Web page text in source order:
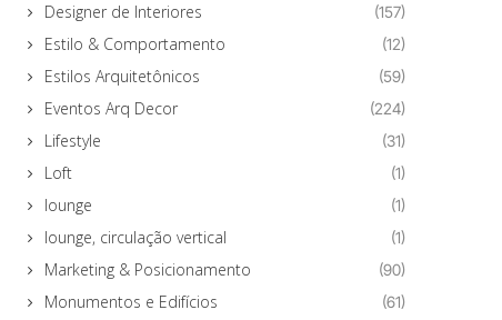
Designer de Interiores (157)
Estilo & Comportamento (12)
Estilos Arquitetônicos (59)
Eventos Arq Decor (224)
Lifestyle (31)
Loft (1)
lounge (1)
lounge, circulação vertical (1)
Marketing & Posicionamento (90)
Monumentos e Edifícios (61)